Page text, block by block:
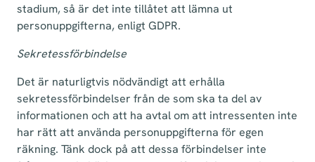
stadium, så är det inte tillåtet att lämna ut
personuppgifterna, enligt GDPR.
Sekretessförbindelse
Det är naturligtvis nödvändigt att erhålla
sekretessförbindelser från de som ska ta del av
informationen och att ha avtal om att intressenten inte
har rätt att använda personuppgifterna för egen
räkning. Tänk dock på att dessa förbindelser inte